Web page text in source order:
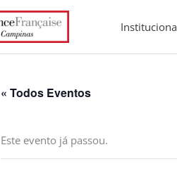
« Todos Eventos
Este evento já passou.